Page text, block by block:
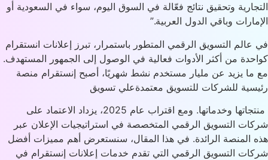
وتحقيق نتائج فعّالة في السوق اليوم، سواء في السعودية أو
وباقي الدول العربية.”
التسويق الرقمي المتطور باستمرار، تبرز إعلاناتانستقرام
من أكثر الأدوات فعالية في الوصول إلى الجمهور المستهدف.
يزيد عن مليار مستخدم نشط شهريًا، أصبح إنستقرام منصة
للشركاتللتسويق معتمدةعلي تسويق
منتجاتها وخدماتها. ومع اقتراب عام 2025، يزداد الاعتماد على
التسويق الرقمي المتخصصة في استراتيجيات الإعلان عبر
المنصة الرائدة. في هذا المقال، سنستعرض أهم مميزات أفضل
التسويق الرقمي التي تقدم خدمات إعلانات إنستقرام في